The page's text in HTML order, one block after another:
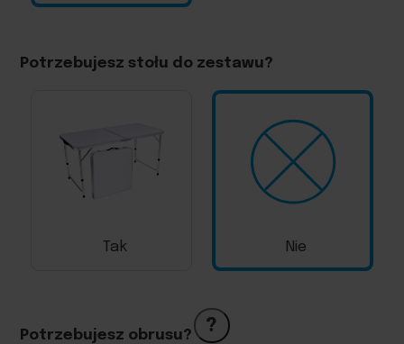
Potrzebujesz stołu do zestawu?
Tak Nie
Potrzebujesz obrusu? ?